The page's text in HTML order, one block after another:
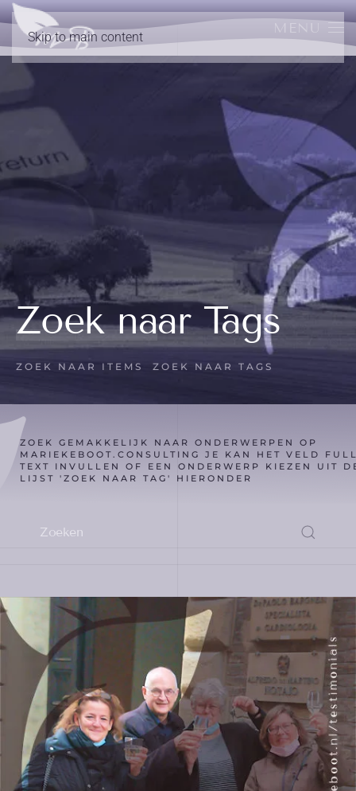
Skip to main content
MENU
Zoek naar Tags
ZOEK NAAR ITEMS ZOEK NAAR TAGS
ZOEK GEMAKKELIJK NAAR ONDERWERPEN OP
MARIEKEBOOT.CONSULTING JE KAN HET VELD
TEXT INVULLEN OF EEN ONDERWERP KIEZEN UIT
LIJST 'ZOEK NAAR TAG' HIERONDER